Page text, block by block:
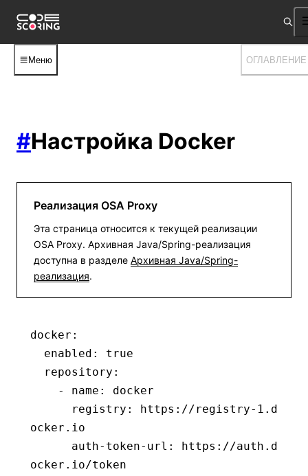
Меню ОГЛАВЛЕНИЕ
#Настройка Docker
Реализация OSA Proxy
Эта страница относится к текущей реализации
OSA Proxy. Архивная Java/Spring-реализация
доступна в разделе Архивная Java/Spring-
реализация.
docker :
  enabled
:
true
  repository
:
    -
name :
docker
      registry
:
https://registry-1.d
ocker.io
      auth-token-url
:
https://auth.d
ocker.io/token